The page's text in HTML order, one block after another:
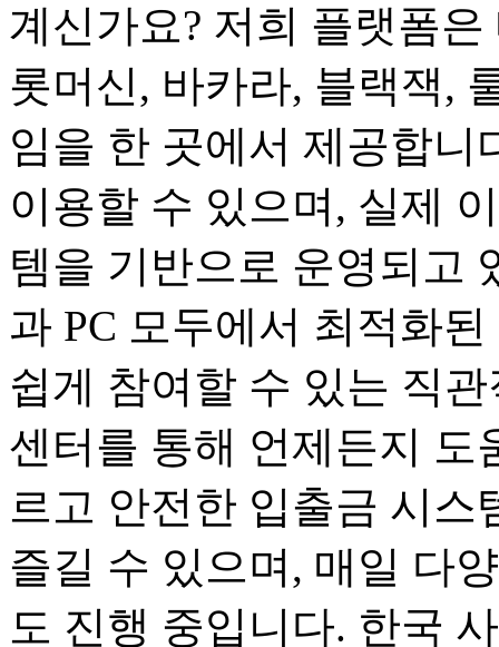
계신가요? 저희 플랫폼
롯머신, 바카라, 블랙잭,
임을 한 곳에서 제공합니
이용할 수 있으며, 실제
템을 기반으로 운영되고
과 PC 모두에서 최적화
쉽게 참여할 수 있는 직
센터를 통해 언제든지 도
르고 안전한 입출금 시스
즐길 수 있으며, 매일 다
도 진행 중입니다. 한국